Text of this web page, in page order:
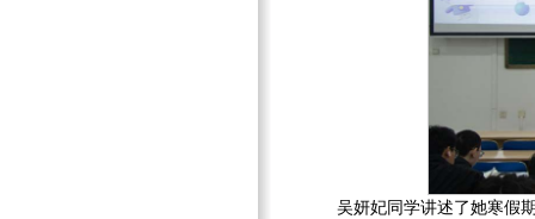
吴妍妃同学讲述了她寒假